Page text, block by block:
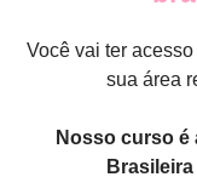
Você vai ter
sua área
Nosso curso é